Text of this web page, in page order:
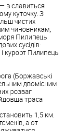
в славиться
куточку. З
чистих
чиновникам,
Пилипець
сусідів:
курорт Пилипець
(Боржавські
двомісним
розваг
траса
1,5 км.
а от